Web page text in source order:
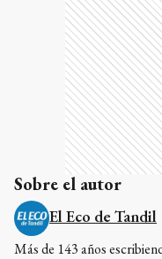
Sobre el autor
El Eco de Tandil
Más de 143 años